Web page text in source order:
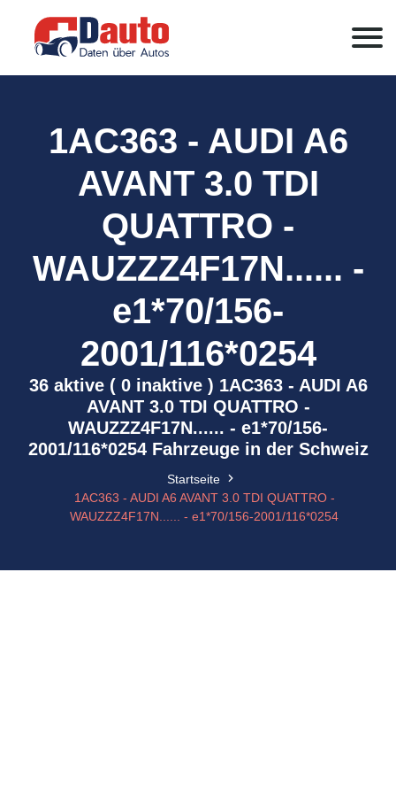
1AC363 - AUDI A6
AVANT 3.0 TDI
QUATTRO -
WAUZZZ4F17N...... -
e1*70/156-
2001/116*0254
36 aktive ( 0 inaktive ) 1AC363 - AUDI A6
AVANT 3.0 TDI QUATTRO -
WAUZZZ4F17N...... - e1*70/156-
2001/116*0254 Fahrzeuge in der Schweiz
Startseite
1AC363 - AUDI A6 AVANT 3.0 TDI QUATTRO -
WAUZZZ4F17N...... - e1*70/156-2001/116*0254